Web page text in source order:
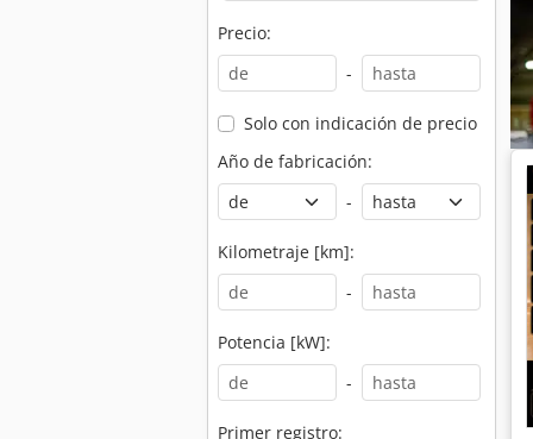
Precio:
-
Solo con indicación de precio
Año de fabricación:
-
Kilometraje [km]:
-
Potencia [kW]:
-
Primer registro: